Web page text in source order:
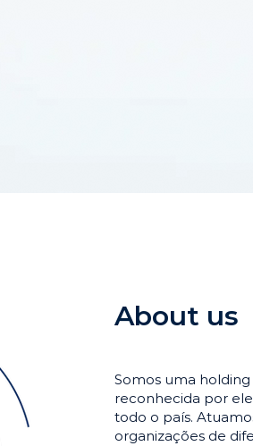
About us
Somos uma
reconhecida por
todo o país.
organizações de